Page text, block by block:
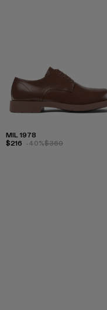
MIL 1978
$216 -40%$360